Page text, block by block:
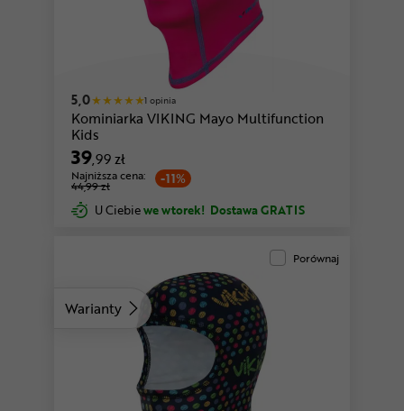
5,0 1 opinia
Kominiarka VIKING Mayo Multifunction
Kids
39,99 zł
-11%
Najniższa cena:
44,99 zł
U Ciebiewe wtorek! Dostawa GRATIS
Warianty
Porównaj